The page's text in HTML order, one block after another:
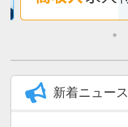
新着ニュース